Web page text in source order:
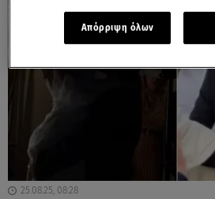
25.08.25, 08:28
Απόρριψη όλων